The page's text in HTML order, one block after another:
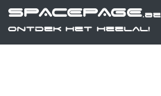
SPACEPAGE.be
Ontdek het heelal!